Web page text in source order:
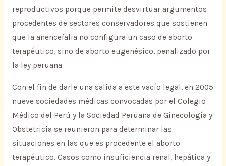
reproductivos porque permite desvirtuar argumentos
procedentes de sectores conservadores que sostienen
que la anencefalia no configura un caso de aborto
terapéutico, sino de aborto eugenésico, penalizado por
la ley peruana.
Con el fin de darle una salida a este vacío legal, en 2005
nueve sociedades médicas convocadas por el Colegio
Médico del Perú y la Sociedad Peruana de Ginecología y
Obstetricia se reunieron para determinar las
situaciones en las que es procedente el aborto
terapéutico. Casos como insuficiencia renal, hepática y